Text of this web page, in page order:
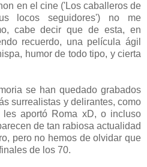
en el cine ('Los caballeros de
locos seguidores') no me
cabe decir que de esta, en
recuerdo, una película ágil
humor de todo tipo, y cierta
se han quedado grabados
surrealistas y delirantes, como
aportó Roma xD, o incluso
de tan rabiosa actualidad
pero no hemos de olvidar que
de los 70.